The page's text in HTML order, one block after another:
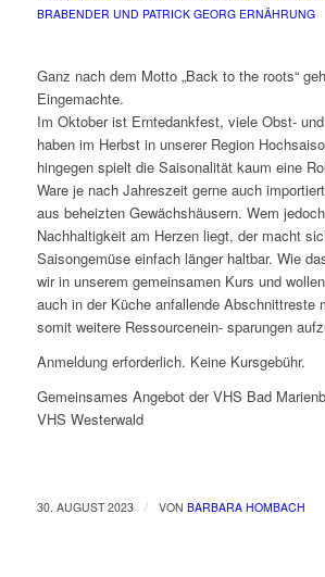
BRABENDER UND PATRICK GEORG ERNÄHRUNG
Ganz nach dem Motto „Back to the roots“
Eingemachte.
Im Oktober ist Erntedankfest, viele Obst-
haben im Herbst in unserer Region
hingegen spielt die Saisonalität kaum eine
Ware je nach Jahreszeit gerne auch
aus beheizten Gewächshäusern. Wem
Nachhaltigkeit am Herzen liegt, der macht
Saisongemüse einfach länger haltbar. Wie
wir in unserem gemeinsamen Kurs und
auch in der Küche anfallende Abschnittreste
somit weitere Ressourcenein- sparungen
Anmeldung erforderlich. Keine Kursgebühr.
Gemeinsames Angebot der VHS Bad
VHS Westerwald
30. AUGUST 2023 / VON BARBARA HOMBACH